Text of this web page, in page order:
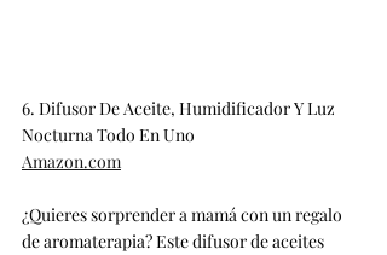
6. Difusor De Aceite, Humidificador Y Luz
Nocturna Todo En Uno
Amazon.com
¿Quieres sorprender a mamá con un regalo
de aromaterapia? Este difusor de aceites